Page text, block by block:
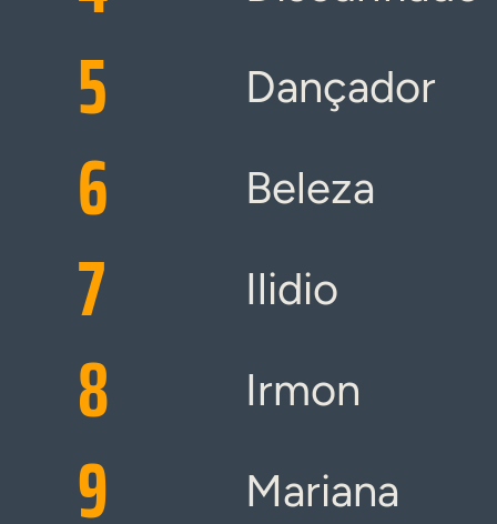
5 Dançador
6 Beleza
7 Ilidio
8 Irmon
9 Mariana